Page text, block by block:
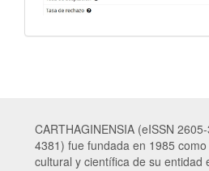
CARTHAGINENSIA (eISSN
4381) fue fundada en 1985
cultural y científica de su entidad